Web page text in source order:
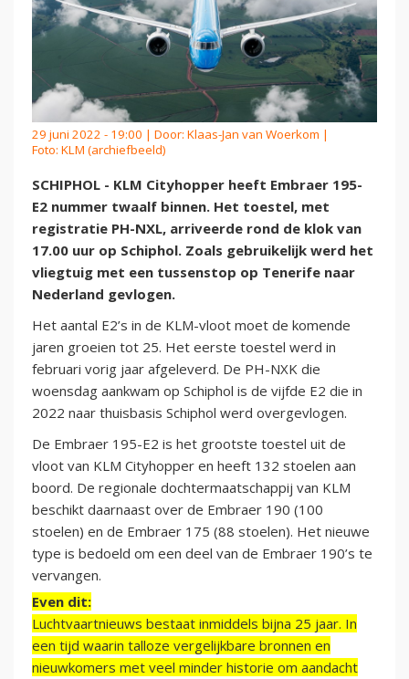
29 juni 2022 - 19:00 | Door: Klaas-Jan van Woerkom |
Foto: KLM (archiefbeeld)
SCHIPHOL - KLM Cityhopper heeft Embraer 195-
E2 nummer twaalf binnen. Het toestel, met
registratie PH-NXL, arriveerde rond de klok van
17.00 uur op Schiphol. Zoals gebruikelijk werd het
vliegtuig met een tussenstop op Tenerife naar
Nederland gevlogen.
Het aantal E2’s in de KLM-vloot moet de komende
jaren groeien tot 25. Het eerste toestel werd in
februari vorig jaar afgeleverd. De PH-NXK die
woensdag aankwam op Schiphol is de vijfde E2 die in
2022 naar thuisbasis Schiphol werd overgevlogen.
De Embraer 195-E2 is het grootste toestel uit de
vloot van KLM Cityhopper en heeft 132 stoelen aan
boord. De regionale dochtermaatschappij van KLM
beschikt daarnaast over de Embraer 190 (100
stoelen) en de Embraer 175 (88 stoelen). Het nieuwe
type is bedoeld om een deel van de Embraer 190’s te
vervangen.
Even dit:
Luchtvaartnieuws bestaat inmiddels bijna 25 jaar. In
een tijd waarin talloze vergelijkbare bronnen en
nieuwkomers met veel minder historie om aandacht